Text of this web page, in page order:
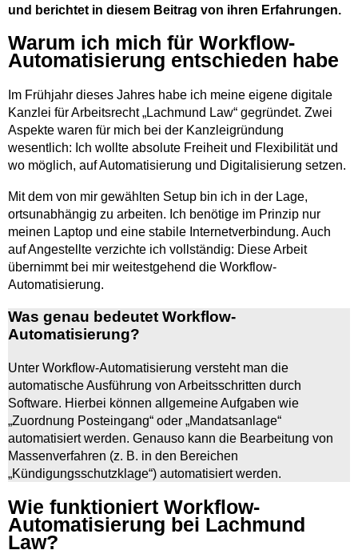
und berichtet in diesem Beitrag von ihren Erfahrungen.
Warum ich mich für Workflow-
Automatisierung entschieden habe
Im Frühjahr dieses Jahres habe ich meine eigene digitale
Kanzlei für Arbeitsrecht „Lachmund Law“ gegründet. Zwei
Aspekte waren für mich bei der Kanzleigründung
wesentlich: Ich wollte absolute Freiheit und Flexibilität und
wo möglich, auf Automatisierung und Digitalisierung setzen.
Mit dem von mir gewählten Setup bin ich in der Lage,
ortsunabhängig zu arbeiten. Ich benötige im Prinzip nur
meinen Laptop und eine stabile Internetverbindung. Auch
auf Angestellte verzichte ich vollständig: Diese Arbeit
übernimmt bei mir weitestgehend die Workflow-
Automatisierung.
Was genau bedeutet Workflow-
Automatisierung?
Unter Workflow-Automatisierung versteht man die
automatische Ausführung von Arbeitsschritten durch
Software. Hierbei können allgemeine Aufgaben wie
„Zuordnung Posteingang“ oder „Mandatsanlage“
automatisiert werden. Genauso kann die Bearbeitung von
Massenverfahren (z. B. in den Bereichen
„Kündigungsschutzklage“) automatisiert werden.
Wie funktioniert Workflow-
Automatisierung bei Lachmund
Law?